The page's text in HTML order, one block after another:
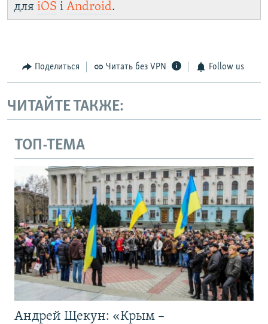
для iOS і Android.
Поделиться Читать без VPN Follow us
ЧИТАЙТЕ ТАКЖЕ:
ТОП-ТЕМА
Андрей Щекун: «Крым –